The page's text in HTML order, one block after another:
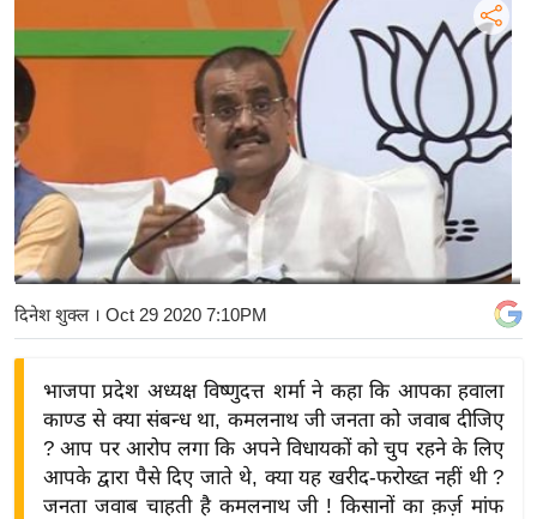
रा
ष्ट्री
य
त
र्रा
ष्ट्री
य
बि
ज़
द्यो
दिनेश शुक्ल। Oct 29 2020 7:10PM
भाजपा प्रदेश अध्यक्ष विष्णुदत्त शर्मा ने कहा कि आपका हवाला
काण्ड से क्या संबन्ध था, कमलनाथ जी जनता को जवाब दीजिए
? आप पर आरोप लगा कि अपने विधायकों को चुप रहने के लिए
आपके द्वारा पैसे दिए जाते थे, क्या यह खरीद-फरोख्त नहीं थी ?
जनता जवाब चाहती है कमलनाथ जी ! किसानों का क़र्ज़ मांफ